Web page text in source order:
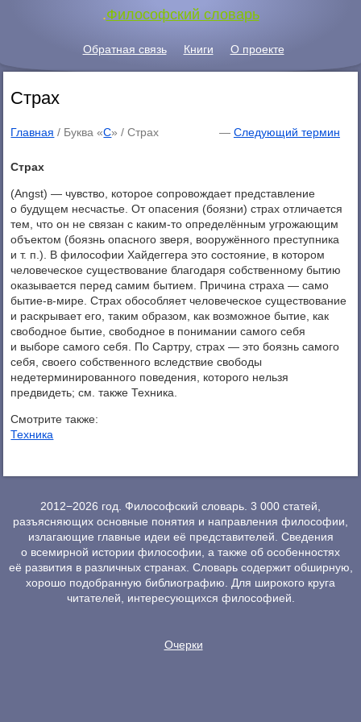
.Философский словарь
Обратная связь Книги О проекте
Страх
Главная / Буква «С» /Страх — Следующий термин
Страх
(Angst) — чувство, которое сопровождает представление
о будущем несчастье. От опасения (боязни) страх отличается
тем, что он не связан с каким-то определённым угрожающим
объектом (боязнь опасного зверя, вооружённого преступника
и т. п.). В философии Хайдеггера это состояние, в котором
человеческое существование благодаря собственному бытию
оказывается перед самим бытием. Причина страха — само
бытие-в-мире. Страх обособляет человеческое существование
и раскрывает его, таким образом, как возможное бытие, как
свободное бытие, свободное в понимании самого себя
и выборе самого себя. По Сартру, страх — это боязнь самого
себя, своего собственного вследствие свободы
недетерминированного поведения, которого нельзя
предвидеть; см. также Техника.
Смотрите также:
Техника
2012−2026 год. Философский словарь. 3 000 статей,
разъясняющих основные понятия и направления философии,
излагающие главные идеи её представителей. Сведения
о всемирной истории философии, а также об особенностях
её развития в различных странах. Словарь содержит обширную,
хорошо подобранную библиографию. Для широкого круга
читателей, интересующихся философией.
Очерки